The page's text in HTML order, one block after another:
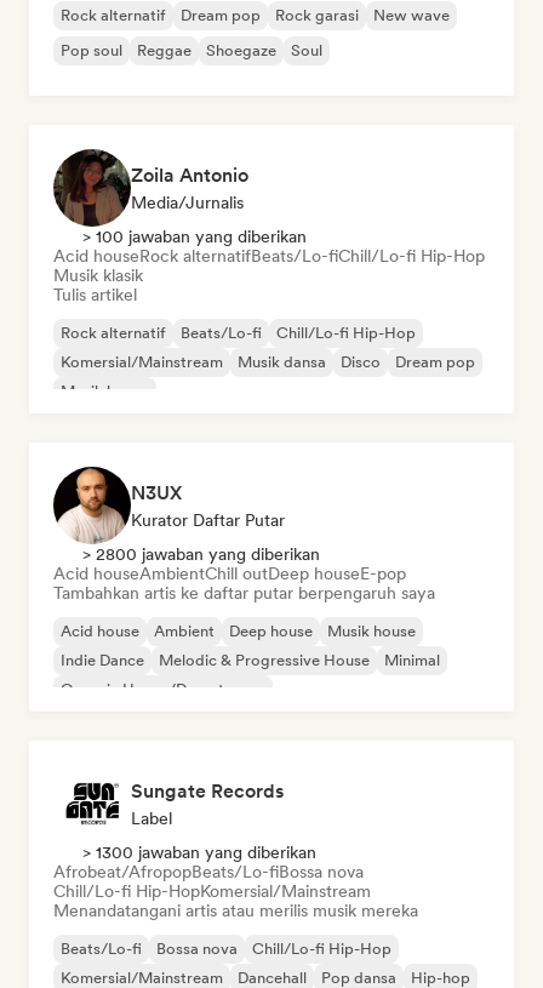
Rock alternatif Dream pop Rock garasi
New wave
Pop soul
Reggae Shoegaze Soul
Zoila Antonio
Media/Jurnalis
> 100 jawaban yang diberikan
Acid houseRock alternatifBeats/Lo-fiChill/Lo-fi Hip-Hop
Musik klasik
Tulis artikel
Rock alternatif Beats/Lo-fi
Chill/Lo-fi Hip-Hop
Komersial/Mainstream
Musik dansa Disco
Dream pop
Musik house
N3UX
Kurator Daftar Putar
> 2800 jawaban yang diberikan
Acid houseAmbientChill outDeep houseE-pop
Tambahkan artis ke daftar putar berpengaruh saya
Acid house Ambient Deep house
Musik house
Indie Dance
Melodic & Progressive House
Minimal
Organic House/Downtempo
Sungate Records
Label
> 1300 jawaban yang diberikan
Afrobeat/AfropopBeats/Lo-fiBossa nova
Chill/Lo-fi Hip-HopKomersial/Mainstream
Menandatangani artis atau merilis musik mereka
Beats/Lo-fi Bossa nova
Chill/Lo-fi Hip-Hop
Komersial/Mainstream
Dancehall Pop dansa
Hip-hop